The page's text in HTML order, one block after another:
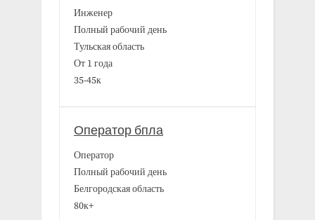
Инженер
Полный рабочий день
Тульская область
От 1 года
35-45к
Оператор бпла
Оператор
Полный рабочий день
Белгородская область
80к+